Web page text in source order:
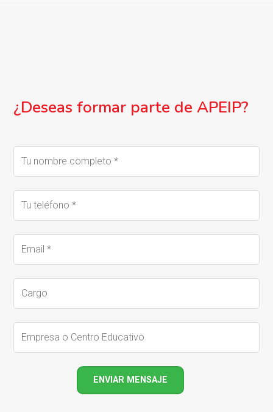
¿Deseas formar parte de APEIP?